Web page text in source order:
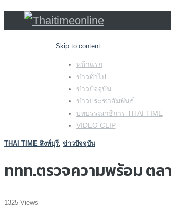
Skip to content
หน้าแรก
ข่าวทั่วไป
ข่าวปัจจุบัน
ข่าวประชาสัมพันธ์
บทบรรณาธิการ THAI TIME
VIDEO CLIP
THAI TIME สิงห์บุรี, ข่าวปัจจุบัน
ททท.ตรวจความพร้อม ตล
1325 Views